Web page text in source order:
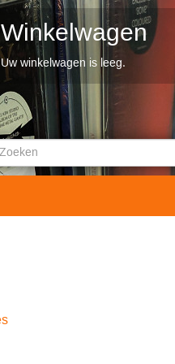
Winkelwagen
Uw winkelwagen is leeg.